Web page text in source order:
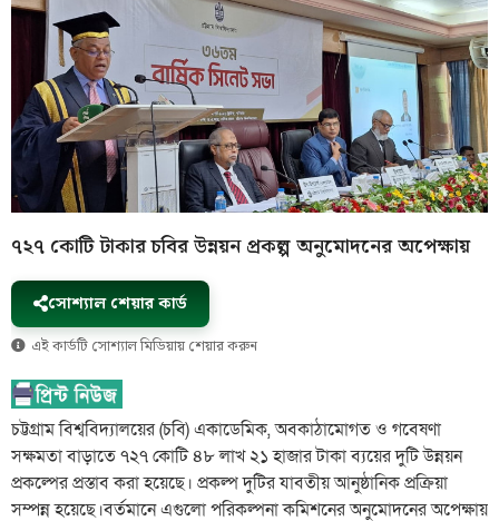
৭২৭ কোটি টাকার চবির উন্নয়ন প্রকল্প অনুমোদনের অপেক্ষায়
সোশ্যাল শেয়ার কার্ড
এই কার্ডটি সোশ্যাল মিডিয়ায় শেয়ার করুন
চট্টগ্রাম বিশ্ববিদ্যালয়ের (চবি) একাডেমিক, অবকাঠামোগত ও গবেষণা
সক্ষমতা বাড়াতে ৭২৭ কোটি ৪৮ লাখ ২১ হাজার টাকা ব্যয়ের দুটি উন্নয়ন
প্রকল্পের প্রস্তাব করা হয়েছে। প্রকল্প দুটির যাবতীয় আনুষ্ঠানিক প্রক্রিয়া
সম্পন্ন হয়েছে।বর্তমানে এগুলো পরিকল্পনা কমিশনের অনুমোদনের অপেক্ষায়